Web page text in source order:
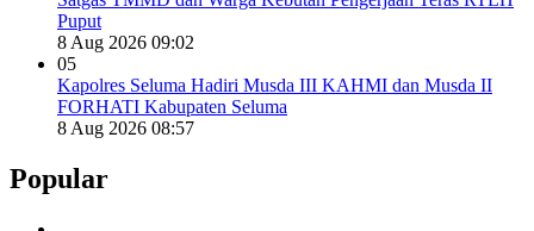
Puput
8 Aug 2026 09:02
05
Kapolres Seluma Hadiri Musda III KAHMI dan Musda II
FORHATI Kabupaten Seluma
8 Aug 2026 08:57
Popular